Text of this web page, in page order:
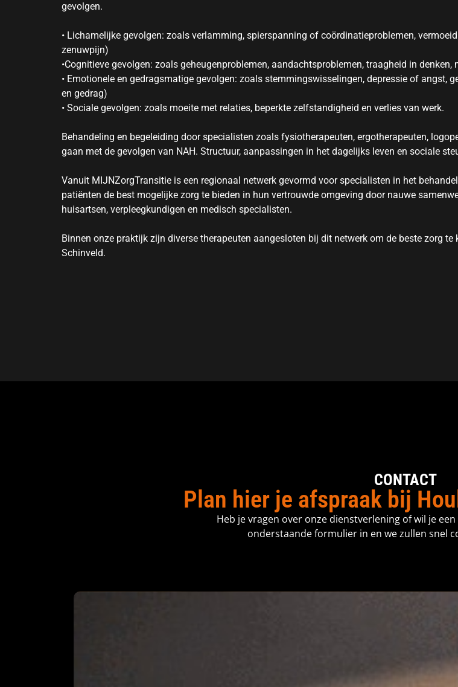
gevolgen.
• Lichamelijke gevolgen: zoals verlamming, spierspanning of coördinatieproblemen,
zenuwpijn)
•Cognitieve gevolgen: zoals geheugenproblemen, aandachtsproblemen, traagheid in
• Emotionele en gedragsmatige gevolgen: zoals stemmingswisselingen, depressie of angst,
en gedrag)
• Sociale gevolgen: zoals moeite met relaties, beperkte zelfstandigheid en verlies van werk.
Behandeling en begeleiding door specialisten zoals fysiotherapeuten, ergotherapeuten,
gaan met de gevolgen van NAH. Structuur, aanpassingen in het dagelijks leven en sociale
Vanuit MIJNZorgTransitie is een regionaal netwerk gevormd voor specialisten in het
patiënten de best mogelijke zorg te bieden in hun vertrouwde omgeving door nauwe
huisartsen, verpleegkundigen en medisch specialisten.
Binnen onze praktijk zijn diverse therapeuten aangesloten bij dit netwerk om de beste zorg
Schinveld.
CONTACT
Plan hier je afspraak bij
Heb je vragen over onze dienstverlening of wil je
onderstaande formulier in en we zullen snel